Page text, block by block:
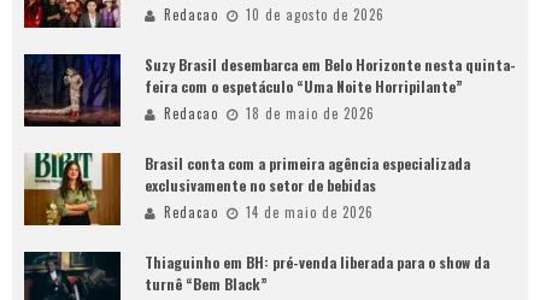
Redacao 10 de agosto de 2026
Suzy Brasil desembarca em Belo Horizonte nesta quinta-
feira com o espetáculo “Uma Noite Horripilante”
Redacao 18 de maio de 2026
Brasil conta com a primeira agência especializada
exclusivamente no setor de bebidas
Redacao 14 de maio de 2026
Thiaguinho em BH: pré-venda liberada para o show da
turnê “Bem Black”